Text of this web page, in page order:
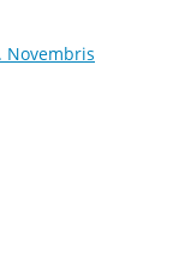
Novembris